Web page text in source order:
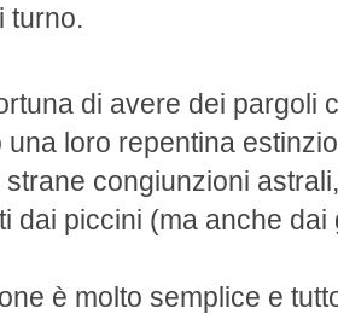
turno.
di avere dei pargoli
una loro repentina
congiunzioni
dai piccini (ma anche dai
è molto semplice e